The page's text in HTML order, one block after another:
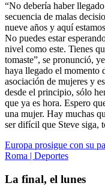
“No debería haber
secuencia de malas
nueve años y aquí
No puedes estar
nivel como este. Tienes
tomaste”, se pronunció,
haya llegado el momento
asociación de mujeres y
desde el principio, sólo
que ya es hora. Espero
una mujer. Hay muchas
ser difícil que Steve siga,
Europa prosigue con su
Roma | Deportes
La final, el lunes